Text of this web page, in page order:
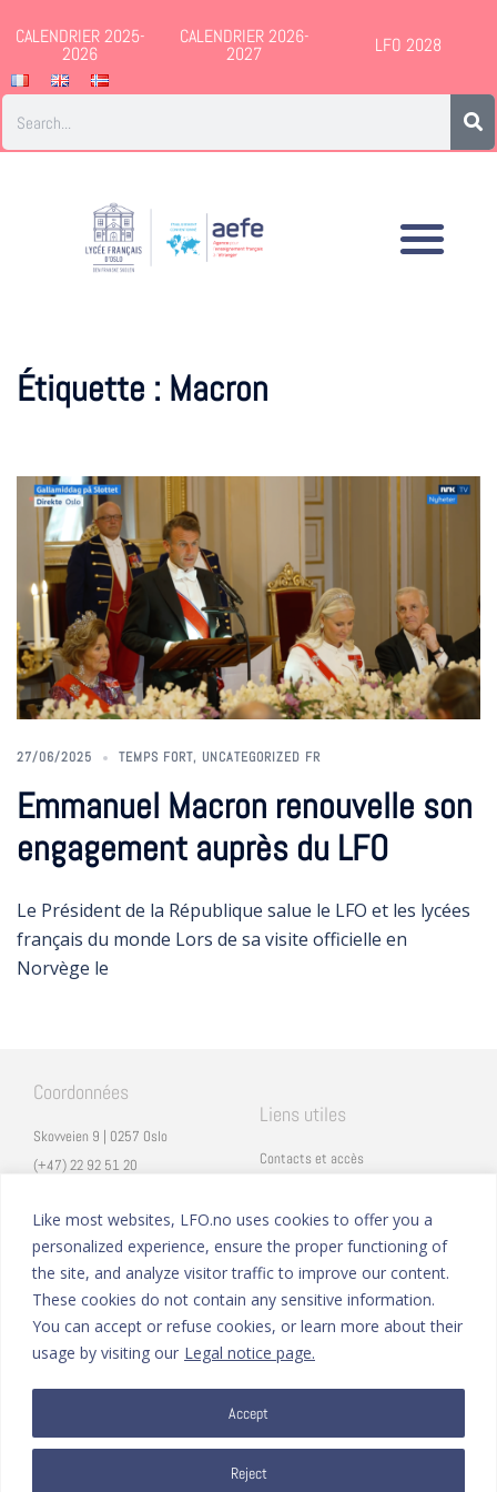
Like most websites, LFO.no uses cookies to offer you a
personalized experience, ensure the proper functioning of
the site, and analyze visitor traffic to improve our content.
These cookies do not contain any sensitive information.
You can accept or refuse cookies, or learn more about their
usage by visiting our Legal notice page.
Reject
Accept
CALENDRIER 2025-
2026
CALENDRIER 2026-
2027 LFO 2028
Étiquette : Macron
27/06/2025 TEMPS FORT, UNCATEGORIZED FR
Emmanuel Macron renouvelle son
engagement auprès du LFO
Le Président de la République salue le LFO et les lycées
français du monde Lors de sa visite officielle en
Norvège le
Coordonnées
Skovveien 9 | 0257 Oslo
(+47) 22 92 51 20
Vulkan 11 | 0178 Oslo
Liens utiles
Contacts et accès
Mentions légales
Eduka
ProNote
Suivez nous
Facebook
Linkedin
Nous formons sur